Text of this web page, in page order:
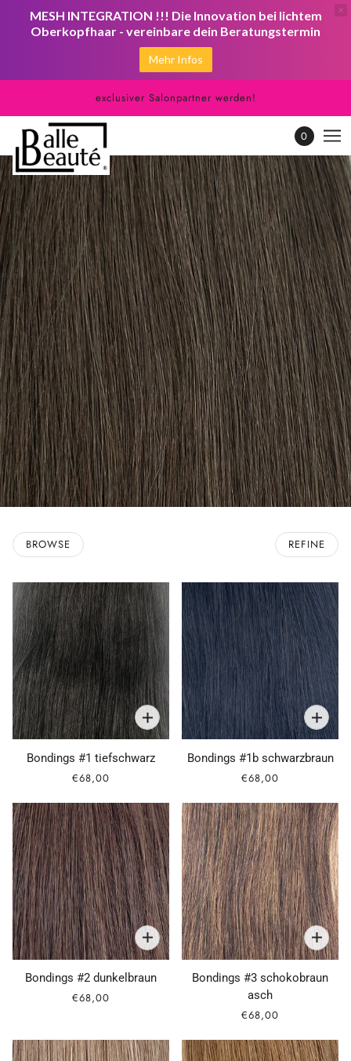
exclusiver Salonpartner werden!
0
BROWSE REFINE
Bondings #1 tiefschwarz
€68,00
Bondings #1b schwarzbraun
€68,00
Bondings #2 dunkelbraun
€68,00
Bondings #3 schokobraun
asch
€68,00
MESH INTEGRATION !!! Die Innovation bei lichtem
Oberkopfhaar - vereinbare dein Beratungstermin
Mehr Infos